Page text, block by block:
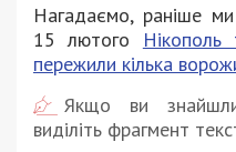
Нагадаємо, раніше
15 лютого
пережили кілька
Якщо ви
виділіть фрагмент